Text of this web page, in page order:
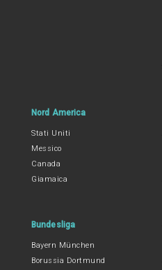
Nord America
Stati Uniti
Messico
Canada
Giamaica
Bundesliga
Bayern München
Borussia Dortmund